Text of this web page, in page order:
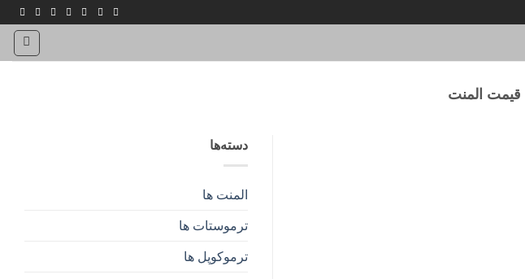
قیمت المنت
دسته‌ها
المنت ها
ترموستات ها
ترموکوپل ها